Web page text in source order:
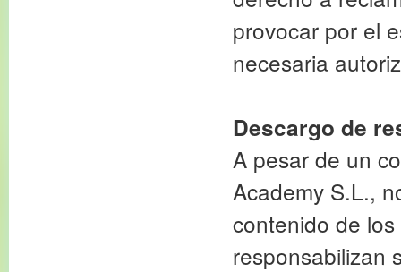
provocar por el
necesaria
Descargo de
A pesar de un
Academy S.L.,
contenido de
responsabilizan